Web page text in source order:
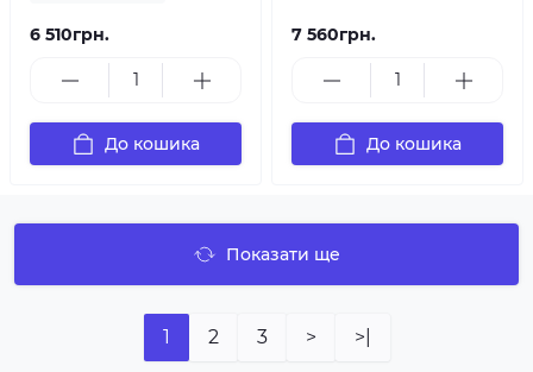
6 510грн.
До кошика
7 560грн.
До кошика
Показати ще
1 2 3 > >|